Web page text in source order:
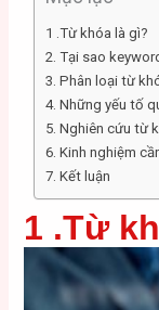
1 .Từ khóa là gì?
2. Tại sao
3. Phân loại từ
4. Những yếu tố
5. Nghiên cứu từ
6. Kinh nghiệm
7. Kết luận
1 .Từ